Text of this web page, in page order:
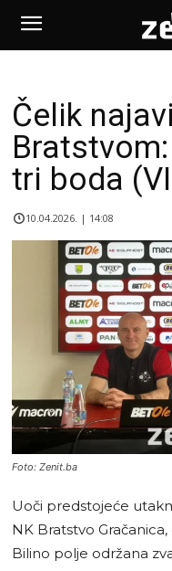
Čelik
tri boda
10.04.2026. | 14:08
Foto: Zenit.ba
Uoči predstojeće
NK Bratstvo
Bilino polje održana